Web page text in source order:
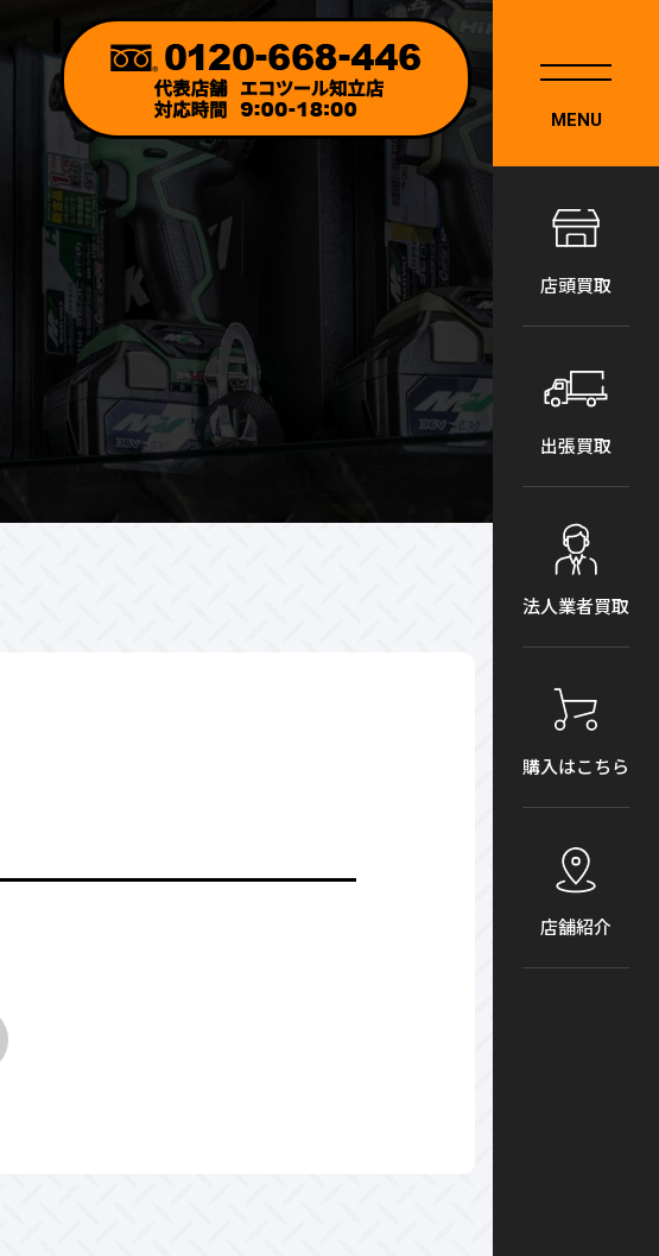
MENU
店頭買取
出張買取
法人業者買取
購入はこちら
店舗紹介